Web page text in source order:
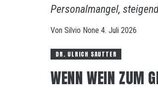
Personalmangel,
Von Silvio None 4. Juli 2026
DR. ULRICH SAUTTER
WENN WEIN ZUM